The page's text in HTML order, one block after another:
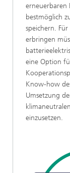
erneuerbaren
bestmöglich
speichern.
erbringen
eine Option
Know-how
Umsetzung
einzusetzen.